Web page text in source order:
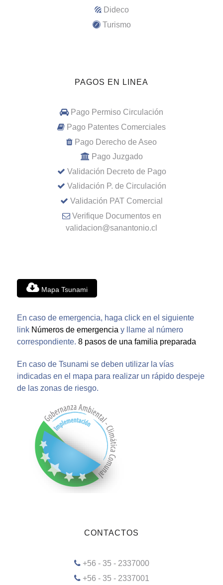
Dideco
Turismo
PAGOS EN LINEA
Pago Permiso Circulación
Pago Patentes Comerciales
Pago Derecho de Aseo
Pago Juzgado
Validación Decreto de Pago
Validación P. de Circulación
Validación PAT Comercial
Verifique Documentos en
validacion@sanantonio.cl
Mapa Tsunami
En caso de emergencia, haga click en el siguiente
link Números de emergencia y llame al número
correspondiente. 8 pasos de una familia preparada
En caso de Tsunami se deben utilizar la vías
indicadas en el mapa para realizar un rápido despeje
de las zonas de riesgo.
CONTACTOS
+56 - 35 - 2337000
+56 - 35 - 2337001